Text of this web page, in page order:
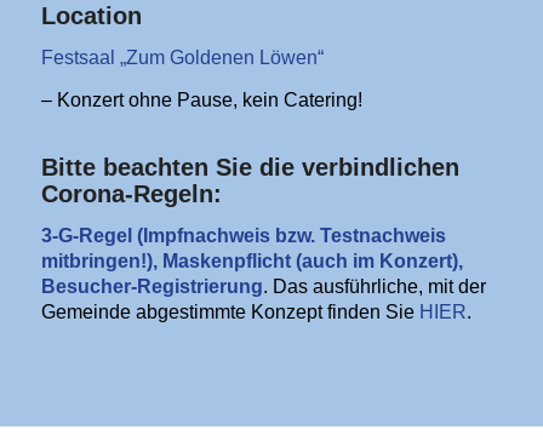
Location
Festsaal „Zum Goldenen Löwen“
– Konzert ohne Pause, kein Catering!
Bitte beachten Sie die verbindlichen
Corona-Regeln:
3-G-Regel (Impfnachweis bzw. Testnachweis
mitbringen!), Maskenpflicht (auch im Konzert),
Besucher-Registrierung. Das ausführliche, mit der
Gemeinde abgestimmte Konzept finden Sie HIER.